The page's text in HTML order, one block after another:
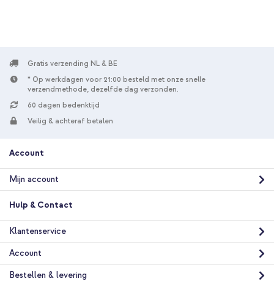
€ 26,98
Gratis verzending € 24,58
In winkelmandje
Gratis
verzending
imoshion Transparante Bookcase met MagSafe Samsung
Galaxy A57 (5G) - Lila + Geweven USB-C naar USB-C kabel 60W
Gratis verzending NL & BE
* Op werkdagen voor 21:00 besteld met onze snelle
verzendmethode, dezelfde dag verzonden.
60 dagen bedenktijd
Veilig & achteraf betalen
Account
Mijn account
Hulp & Contact
Klantenservice
Account
Bestellen & levering